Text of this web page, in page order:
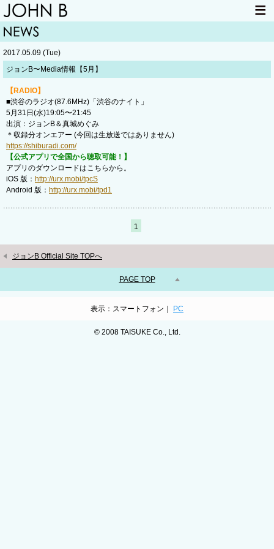
HOME
LIVE INFO
2017.05.09 (Tue)
ジョンB〜Media情報【5月】
【RADIO】
■渋谷のラジオ(87.6MHz)「渋谷のナイト」
5月31日(水)19:05〜21:45
出演：ジョンB＆真城めぐみ
＊収録分オンエアー (今回は生放送ではありません)
https://shiburadi.com/
【公式アプリで全国から聴取可能！】
アプリのダウンロードはこちらから。
iOS 版： http://urx.mobi/tpcS
Android 版： http://urx.mobi/tpd1
1
ジョンB Official Site TOPへ
PAGE TOP
表示：スマートフォン｜ PC
© 2008 TAISUKE Co., Ltd.